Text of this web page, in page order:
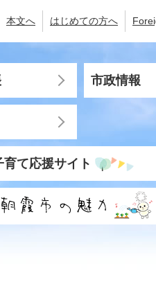
本文へ はじめての方へ
市政情報
て応援サイト